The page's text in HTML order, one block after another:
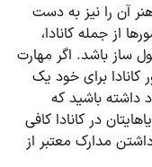
آن را نیز به دست
از جمله کانادا،
ساز باشد. اگر مهارت
کانادا برای خود یک
داشته باشید که
در کانادا کافی
مدارک معتبر از